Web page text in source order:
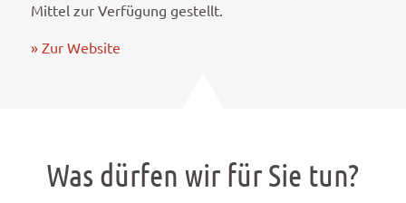
Mittel zur Verfügung gestellt.
» Zur Website
Was dürfen wir für Sie tun?